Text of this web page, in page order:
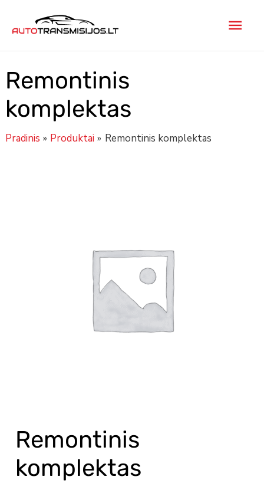
prie
Remontinis
komplektas
Pradinis Produktai Remontinis komplektas
Remontinis
komplektas